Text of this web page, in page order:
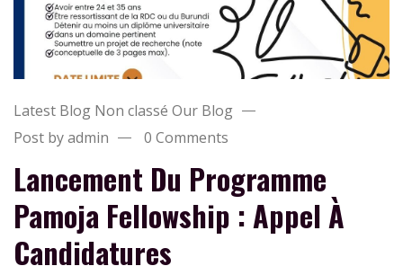
Latest Blog Non classé Our Blog
Post by admin
0 Comments
Lancement Du Programme
Pamoja Fellowship : Appel À
Candidatures